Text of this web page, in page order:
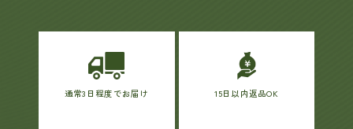
通常3日程度でお届け 15日以内返品OK